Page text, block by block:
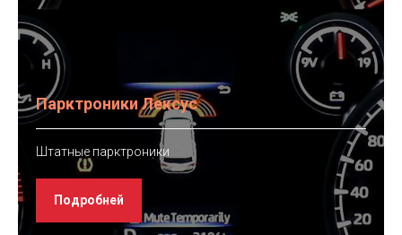
Парктроники Лексус
Штатные парктроники
Подробней